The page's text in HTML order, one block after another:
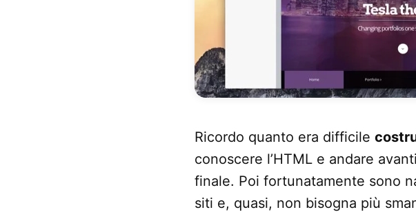
Ricordo quanto era difficile
conoscere l’HTML e andare
finale. Poi fortunatamente sono
siti e, quasi, non bisogna più